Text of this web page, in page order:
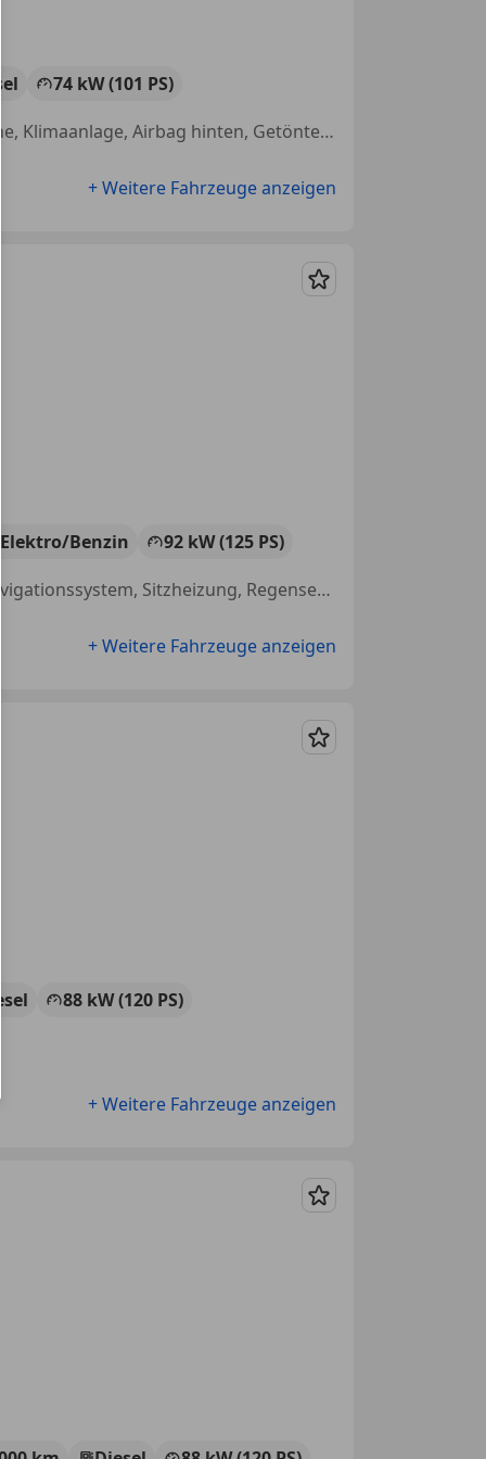
74 kW (101 PS)
Schiebetür links, Schiebetür rechts, Isofix, Einparkhilfe Sensoren vorne, Klimaanlage, Airbag hinten, Getönte Scheiben, Beifahrerairbag
+ Weitere Fahrzeuge anzeigen
Merken
Elektro/Benzin
92 kW (125 PS)
Einparkhilfe Sensoren vorne, Beheizbares Lenkrad, Soundsystem, Navigationssystem, Sitzheizung, Regensensor, Alufelgen, Beheizbare Frontscheibe
+ Weitere Fahrzeuge anzeigen
Merken
88 kW (120 PS)
+ Weitere Fahrzeuge anzeigen
Merken